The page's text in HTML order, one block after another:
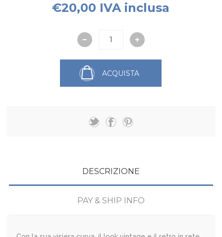
€20,00 IVA inclusa
ACQUISTA
DESCRIZIONE
PAY & SHIP INFO